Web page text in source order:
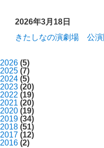
2026年3月18日
きたしなの演劇場 公演
2026 (5)
2025 (7)
2024 (5)
2023 (20)
2022 (19)
2021 (20)
2020 (19)
2019 (34)
2018 (51)
2017 (12)
2016 (2)